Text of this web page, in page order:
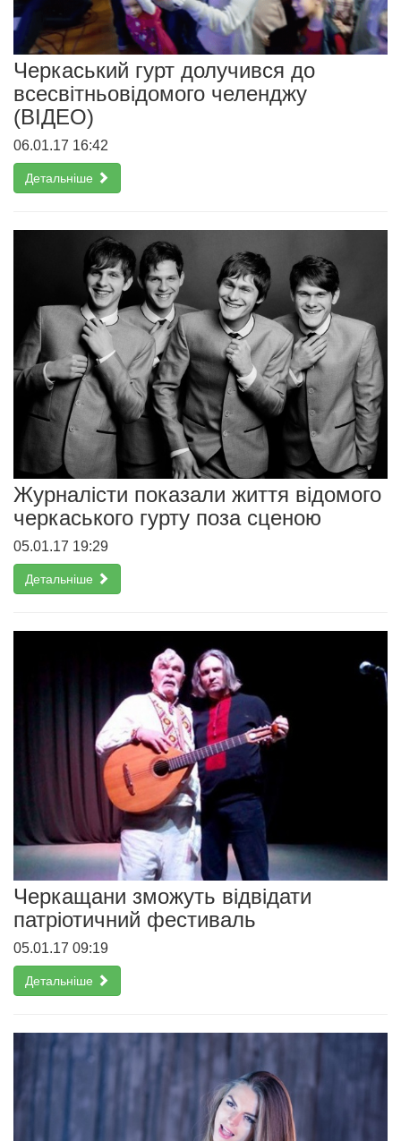
Черкаський гурт долучився до
всесвітньовідомого челенджу
(ВІДЕО)
06.01.17 16:42
Детальніше
Журналісти показали життя відомого
черкаського гурту поза сценою
05.01.17 19:29
Детальніше
Черкащани зможуть відвідати
патріотичний фестиваль
05.01.17 09:19
Детальніше